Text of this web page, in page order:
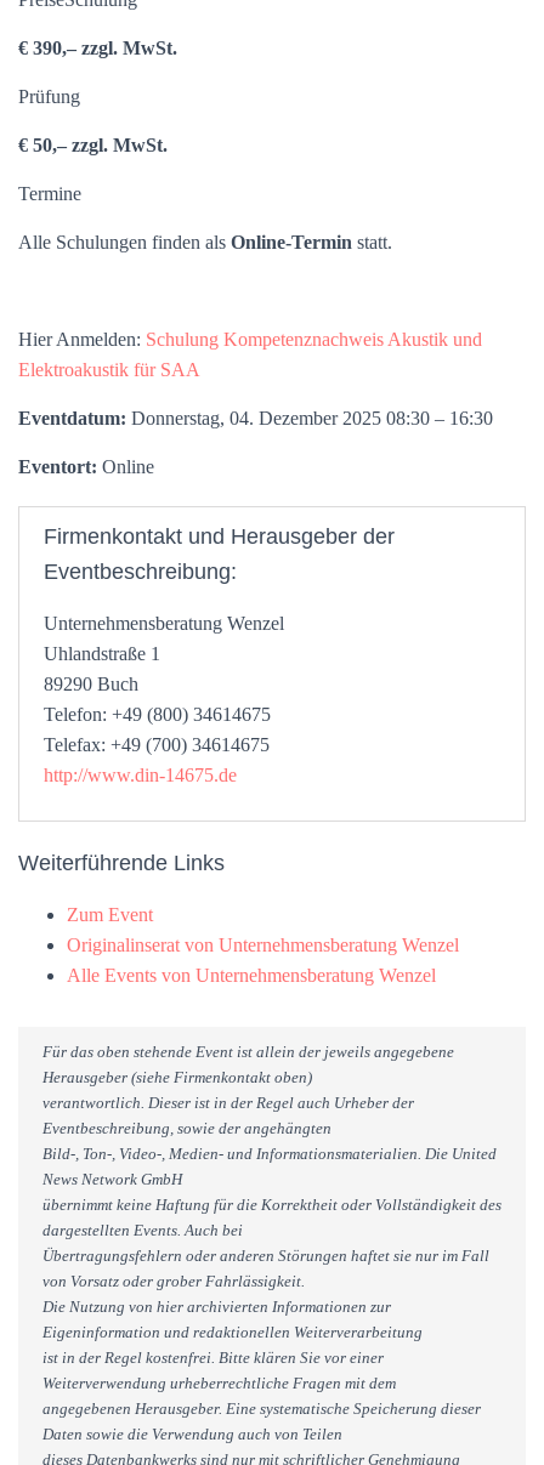
€ 390,– zzgl. MwSt.
Prüfung
€ 50,– zzgl. MwSt.
Termine
Alle Schulungen finden als Online-Termin statt.
Hier Anmelden: Schulung Kompetenznachweis Akustik und
Elektroakustik für SAA
Eventdatum: Donnerstag, 04. Dezember 2025 08:30 – 16:30
Eventort: Online
Firmenkontakt und Herausgeber der
Eventbeschreibung:
Unternehmensberatung Wenzel
Uhlandstraße 1
89290 Buch
Telefon: +49 (800) 34614675
Telefax: +49 (700) 34614675
http://www.din-14675.de
Weiterführende Links
Zum Event
Originalinserat von Unternehmensberatung Wenzel
Alle Events von Unternehmensberatung Wenzel
Für das oben stehende Event ist allein der jeweils angegebene
Herausgeber (siehe Firmenkontakt oben)
verantwortlich. Dieser ist in der Regel auch Urheber der
Eventbeschreibung, sowie der angehängten
Bild-, Ton-, Video-, Medien- und Informationsmaterialien. Die United
News Network GmbH
übernimmt keine Haftung für die Korrektheit oder Vollständigkeit des
dargestellten Events. Auch bei
Übertragungsfehlern oder anderen Störungen haftet sie nur im Fall
von Vorsatz oder grober Fahrlässigkeit.
Die Nutzung von hier archivierten Informationen zur
Eigeninformation und redaktionellen Weiterverarbeitung
ist in der Regel kostenfrei. Bitte klären Sie vor einer
Weiterverwendung urheberrechtliche Fragen mit dem
angegebenen Herausgeber. Eine systematische Speicherung dieser
Daten sowie die Verwendung auch von Teilen
dieses Datenbankwerks sind nur mit schriftlicher Genehmigung